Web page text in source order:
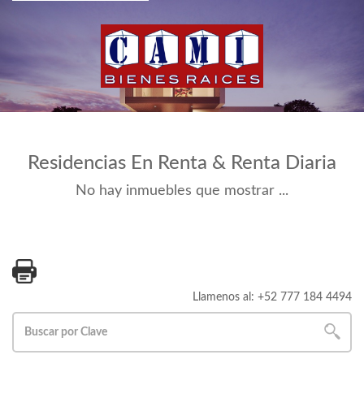
Residencias En Renta & Renta Diaria
No hay inmuebles que mostrar ...
Llamenos al: +52 777 184 4494